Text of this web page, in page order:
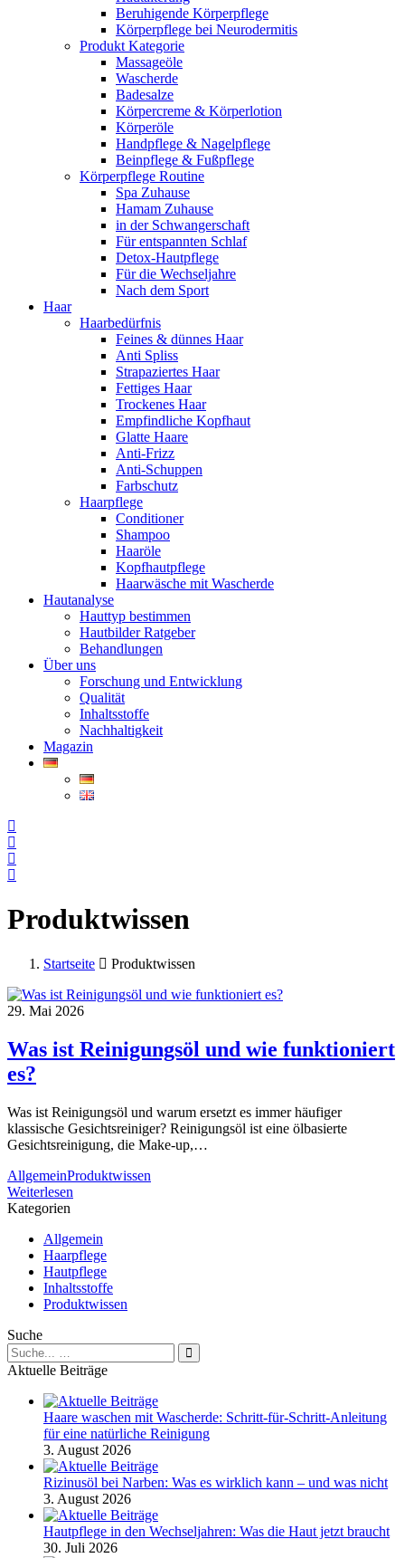
Beruhigende Körperpflege
Körperpflege bei Neurodermitis
Produkt Kategorie
Massageöle
Wascherde
Badesalze
Körpercreme & Körperlotion
Körperöle
Handpflege & Nagelpflege
Beinpflege & Fußpflege
Körperpflege Routine
Spa Zuhause
Hamam Zuhause
in der Schwangerschaft
Für entspannten Schlaf
Detox-Hautpflege
Für die Wechseljahre
Nach dem Sport
Haar
Haarbedürfnis
Feines & dünnes Haar
Anti Spliss
Strapaziertes Haar
Fettiges Haar
Trockenes Haar
Empfindliche Kopfhaut
Glatte Haare
Anti-Frizz
Anti-Schuppen
Farbschutz
Haarpflege
Conditioner
Shampoo
Haaröle
Kopfhautpflege
Haarwäsche mit Wascherde
Hautanalyse
Hauttyp bestimmen
Hautbilder Ratgeber
Behandlungen
Über uns
Forschung und Entwicklung
Qualität
Inhaltsstoffe
Nachhaltigkeit
Magazin
Produktwissen
Startseite Produktwissen
29. Mai 2026
Was ist Reinigungsöl und wie funktioniert
es?
Was ist Reinigungsöl und warum ersetzt es immer häufiger
klassische Gesichtsreiniger? Reinigungsöl ist eine ölbasierte
Gesichtsreinigung, die Make-up,…
AllgemeinProduktwissen
Weiterlesen
und
wie
funktioniert
es?
Kategorien
Allgemein
Haarpflege
Hautpflege
Inhaltsstoffe
Produktwissen
Suche
Suche
nach:
Aktuelle Beiträge
Haare waschen mit Wascherde: Schritt-für-Schritt-Anleitung
für eine natürliche Reinigung
3. August 2026
Rizinusöl bei Narben: Was es wirklich kann – und was nicht
3. August 2026
Hautpflege in den Wechseljahren: Was die Haut jetzt braucht
30. Juli 2026